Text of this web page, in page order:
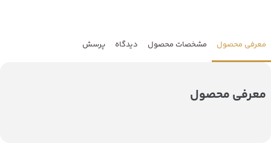
معرفی محصول مشخصات محصول دیدگاه پرسش
معرفی محصول